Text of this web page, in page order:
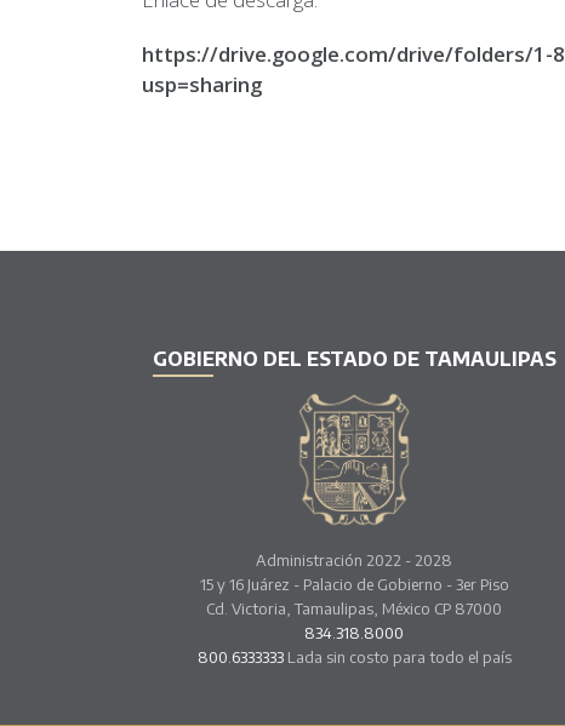
https://drive.google.com/drive/folders/1-8-
usp=sharing
GOBIERNO DEL ESTADO DE TAMAULIPAS
Administración 2022 - 2028
15 y 16 Juárez - Palacio de Gobierno - 3er Piso
Cd. Victoria, Tamaulipas, México CP 87000
834.318.8000
800.6333333Lada sin costo para todo el país